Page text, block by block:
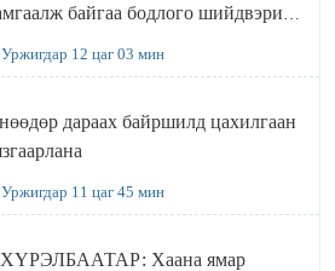
байгаа бодлого шийдвэрийг
Уржигдар 12 цаг 03 мин
дараах байршилд цахилгаан
Уржигдар 11 цаг 45 мин
Хаана ямар